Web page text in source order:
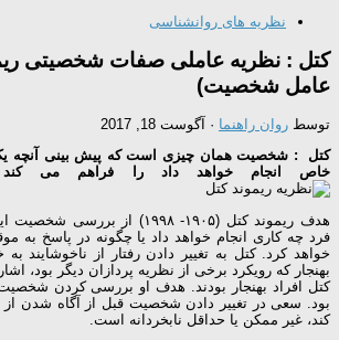
نظریه های روانشناسی
عامل شخصیت)
توسط روان راهنما · آگوست 18, 2017
کتل : شخصیت همان چیزی است که پیش‌ بینی آنچه
خاص انجام خواهد داد را فراهم می
هدف ریموند کتل (۱۹۰۵- ۱۹۹۸) از
فرد چه کاری انجام خواهد داد یا چگونه در پاسخ به
خواهد کرد. کتل به تغییر دادن رفتار از ناخوشایند به
بهنجار که رویکرد برخی از نظریه پردازان دیگر بود،
کتل افراد بهنجار بودند. هدف او بررسی کردن
بود. سعی در تغییر دادن شخصیت قبل از آگاه شدن از
کند، غیر ممکن یا حداقل نابخردانه است.